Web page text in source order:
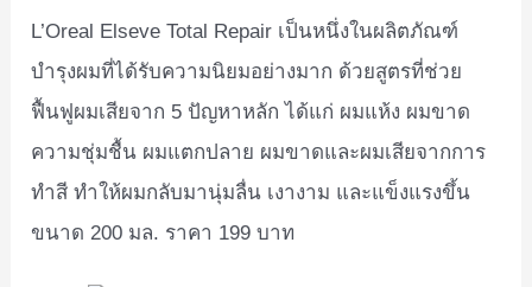
L’Oreal Elseve Total Repair เป็นหนึ่งในผลิตภัณฑ์
บำรุงผมที่ได้รับความนิยมอย่างมาก ด้วยสูตรที่ช่วย
ฟื้นฟูผมเสียจาก 5 ปัญหาหลัก ได้แก่ ผมแห้ง ผมขาด
ความชุ่มชื้น ผมแตกปลาย ผมขาดและผมเสียจากการ
ทำสี ทำให้ผมกลับมานุ่มลื่น เงางาม และแข็งแรงขึ้น
ขนาด 200 มล. ราคา 199 บาท